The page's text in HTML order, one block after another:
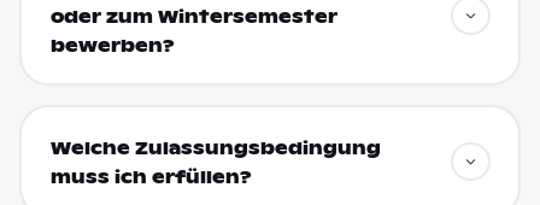
oder zum Wintersemester
bewerben?
Welche Zulassungsbedingung
muss ich erfüllen?